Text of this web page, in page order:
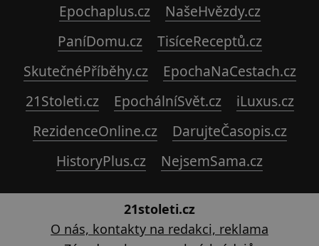
Epochaplus.cz
NašeHvězdy.cz
PaníDomu.cz
TisíceReceptů.cz
SkutečnéPříběhy.cz
EpochaNaCestach.cz
21Stoleti.cz
EpochálníSvět.cz
iLuxus.cz
RezidenceOnline.cz
DarujteČasopis.cz
HistoryPlus.cz
NejsemSama.cz
21stoleti.cz
O nás, kontakty na redakci, reklama